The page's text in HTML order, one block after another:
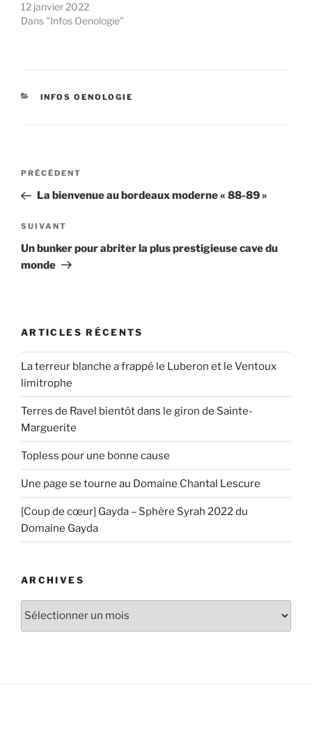
12 janvier 2022
Dans "Infos Oenologie"
CATÉGORIES
INFOS OENOLOGIE
Navigation
l’article
Article
précédent
PRÉCÉDENT
La bienvenue au bordeaux moderne « 88-89 »
Article
suivant
SUIVANT
Un bunker pour abriter la plus prestigieuse cave du
monde
ARTICLES RÉCENTS
La terreur blanche a frappé le Luberon et le Ventoux
limitrophe
Terres de Ravel bientôt dans le giron de Sainte-
Marguerite
Topless pour une bonne cause
Une page se tourne au Domaine Chantal Lescure
[Coup de cœur] Gayda – Sphère Syrah 2022 du
Domaine Gayda
ARCHIVES
Archives